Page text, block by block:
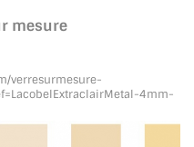
mesure
verresurmesure-
-4mm-